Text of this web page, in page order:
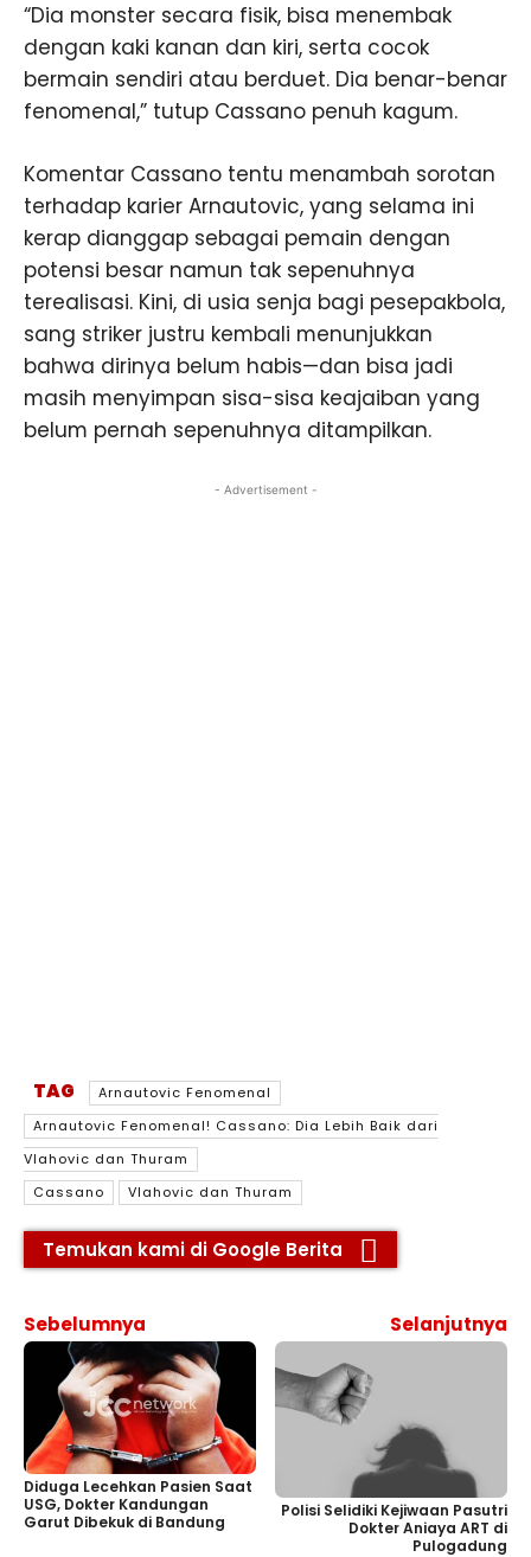
“Dia monster secara fisik, bisa menembak
dengan kaki kanan dan kiri, serta cocok
bermain sendiri atau berduet. Dia benar-benar
fenomenal,” tutup Cassano penuh kagum.
Komentar Cassano tentu menambah sorotan
terhadap karier Arnautovic, yang selama ini
kerap dianggap sebagai pemain dengan
potensi besar namun tak sepenuhnya
terealisasi. Kini, di usia senja bagi pesepakbola,
sang striker justru kembali menunjukkan
bahwa dirinya belum habis—dan bisa jadi
masih menyimpan sisa-sisa keajaiban yang
belum pernah sepenuhnya ditampilkan.
- Advertisement -
TAG
Arnautovic Fenomenal
Arnautovic Fenomenal! Cassano: Dia Lebih Baik dari
Vlahovic dan Thuram
Cassano
Vlahovic dan Thuram
Temukan kami di Google Berita
Sebelumnya
Diduga Lecehkan Pasien Saat
USG, Dokter Kandungan
Garut Dibekuk di Bandung
Selanjutnya
Polisi Selidiki Kejiwaan Pasutri
Dokter Aniaya ART di
Pulogadung